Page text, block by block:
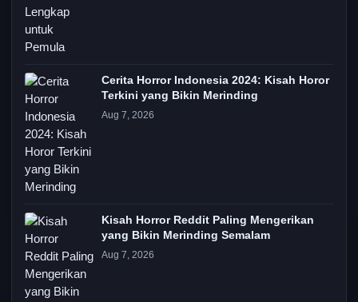
Cerita Horror Indonesia 2024: Kisah Horor
Terkini yang Bikin Merinding
Aug 7, 2026
Kisah Horror Reddit Paling Mengerikan
yang Bikin Merinding Semalam
Aug 7, 2026